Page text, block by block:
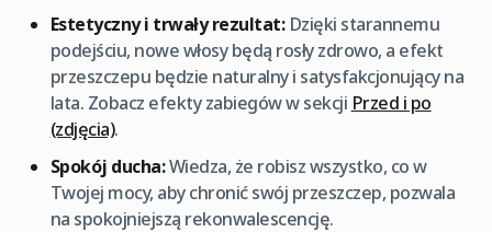
Estetyczny i trwały rezultat:Dzięki starannemu
podejściu, nowe włosy będą rosły zdrowo, a efekt
przeszczepu będzie naturalny i satysfakcjonujący na
lata. Zobacz efekty zabiegów w sekcji Przed i po
(zdjęcia).
Spokój ducha:Wiedza, że robisz wszystko, co w
Twojej mocy, aby chronić swój przeszczep, pozwala
na spokojniejszą rekonwalescencję.